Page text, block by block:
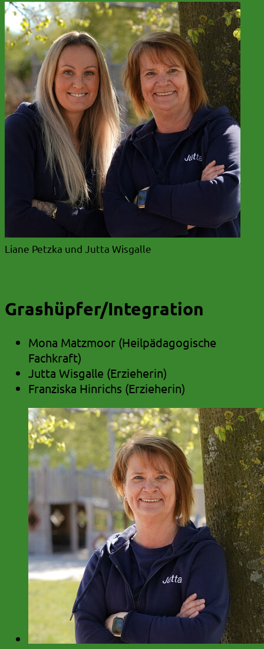
Liane Petzka und Jutta Wisgalle
Grashüpfer/Integration
Mona Matzmoor (Heilpädagogische
Fachkraft)
Jutta Wisgalle (Erzieherin)
Franziska Hinrichs (Erzieherin)